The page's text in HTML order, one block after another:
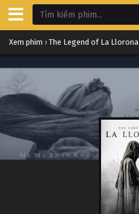
Xem phim › The Legend of La Llorona